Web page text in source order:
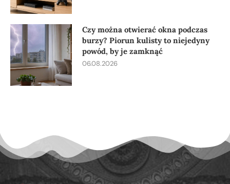
Czy można otwierać okna podczas
burzy? Piorun kulisty to niejedyny
powód, by je zamknąć
06.08.2026